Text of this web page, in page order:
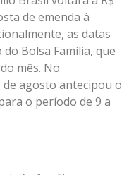
de emenda à
as datas
Bolsa Família, que
mês. No
agosto antecipou o
o período de 9 a